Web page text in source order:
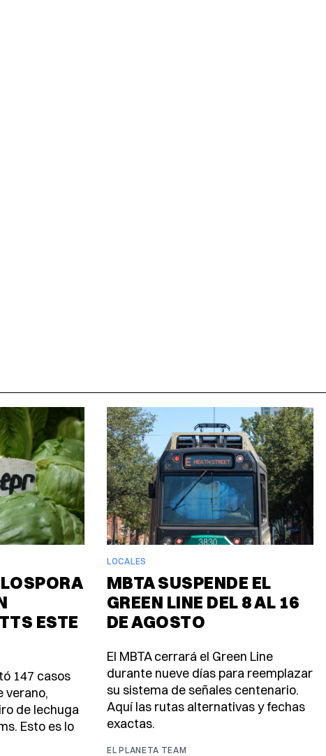
ESTE
147 casos
verano,
de lechuga
Esto es lo
LOCALES
MBTA SUSPENDE EL
GREEN LINE DEL 8 AL 16
DE AGOSTO
El MBTA cerrará el Green Line
durante nueve días para reemplazar
su sistema de señales centenario.
Aquí las rutas alternativas y fechas
exactas.
EL PLANETA TEAM